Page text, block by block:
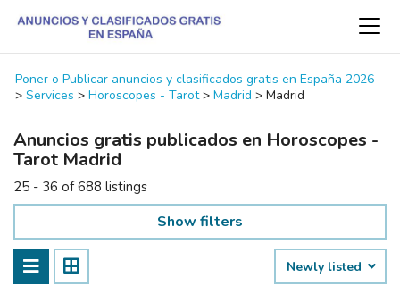
Poner o Publicar anuncios y clasificados gratis en España 2026
> Services > Horoscopes - Tarot > Madrid > Madrid
Anuncios gratis publicados en Horoscopes -
Tarot Madrid
25 - 36 of 688 listings
Show filters
Newly listed